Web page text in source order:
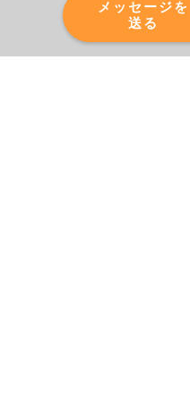
メッセージを
送る